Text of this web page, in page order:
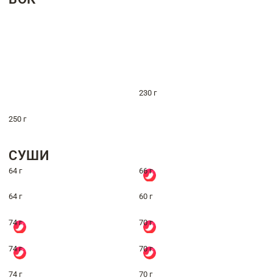
230 г
250 г
СУШИ
64 г 66 г
64 г 60 г
74 г 70 г
74 г 70 г
74 г 70 г